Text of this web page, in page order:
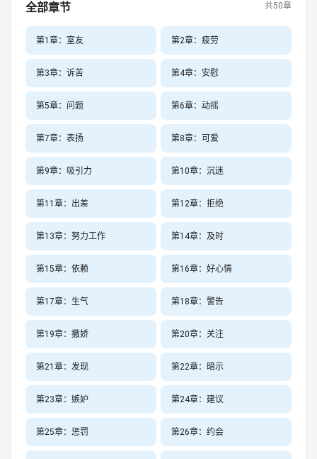
全部章节 共50章
第1章：室友 第2章：疲劳
第3章：诉苦 第4章：安慰
第5章：问题 第6章：动摇
第7章：表扬 第8章：可爱
第9章：吸引力 第10章：沉迷
第11章：出差 第12章：拒绝
第13章：努力工作 第14章：及时
第15章：依赖 第16章：好心情
第17章：生气 第18章：警告
第19章：撒娇 第20章：关注
第21章：发现 第22章：暗示
第23章：嫉妒 第24章：建议
第25章：惩罚 第26章：约会